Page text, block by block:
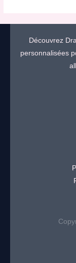
Découvrez
personnalisées